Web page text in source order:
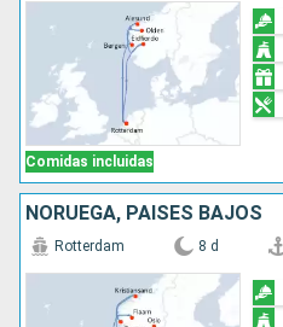
Comidas incluidas
NORUEGA, PAISES BAJOS
Rotterdam 8 d